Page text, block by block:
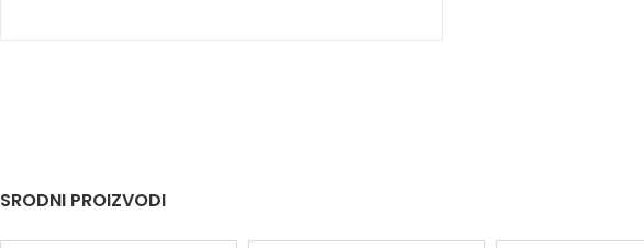
SRODNI PROIZVODI